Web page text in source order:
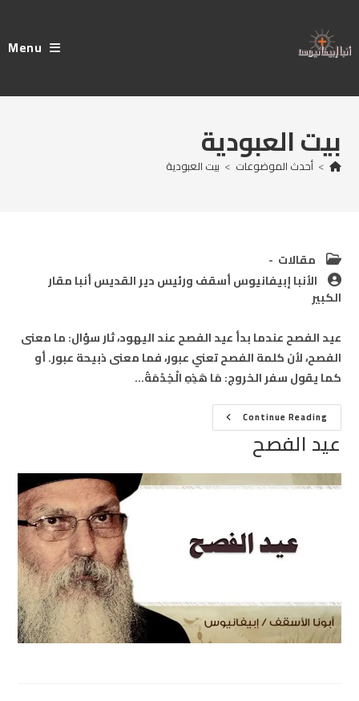
content
Menu
بيت العبودية
> أحدث الموضوعات > بيت العبودية
Post
category:
مقالات
Post
author:
الأنبا إبيفانيوس أسقف ورئيس دير القديس أنبا مقار
الكبير
عيد الفصح عندما بدأ عيد الفصح عند اليهود، ثار سؤال: ما معنى
الفصح، لأن كلمة الفصح تعني عبور، فما معنى ذبيحة عبور. أو
كما يقول سفر الخروج: مَا هَذِهِ الْخِدْمَةُ…
Continue Readingعيد
الفصح عيد الفصح